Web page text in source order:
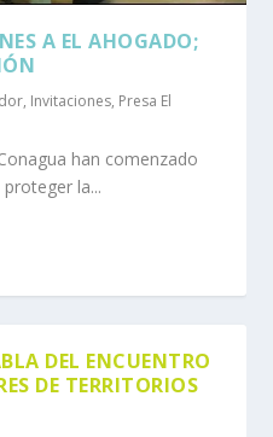
A EL AHOGADO;
, Invitaciones, Presa El
han comenzado
la...
DEL ENCUENTRO
DE TERRITORIOS